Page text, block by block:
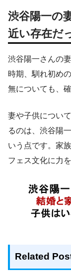
渋谷陽一の
近い存在だ
渋谷陽一さんの
時期、馴れ初め
無についても、
妻や子供につい
るのは、渋谷陽
いう点です。家
フェス文化に力
Related